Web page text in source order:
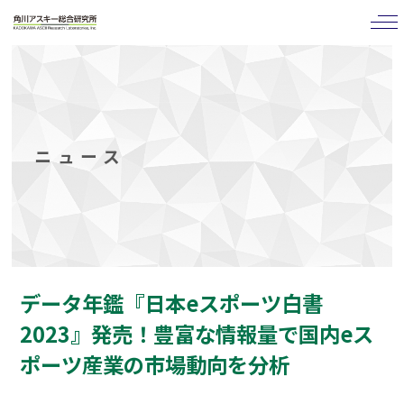
ニュース
データ年鑑『日本eスポーツ白書
2023』発売！豊富な情報量で国内eス
ポーツ産業の市場動向を分析